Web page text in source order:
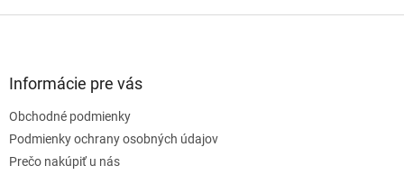
k
v
Informácie pre vás
Obchodné podmienky
Podmienky ochrany osobných údajov
Prečo nakúpiť u nás